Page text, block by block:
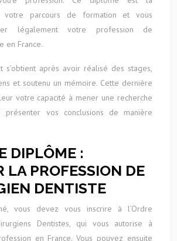
votre parcours de formation et vous
légalement votre profession de
en France.
s’obtient après avoir réalisé des stages,
et soutenu un mémoire. Cette dernière
votre capacité à mener une recherche
présenter vos conclusions de manière
DIPLÔME :
LA PROFESSION DE
DENTISTE
vous devez vous inscrire à l’Ordre
Dentistes, qui vous autorise à
en France. Vous pouvez ensuite